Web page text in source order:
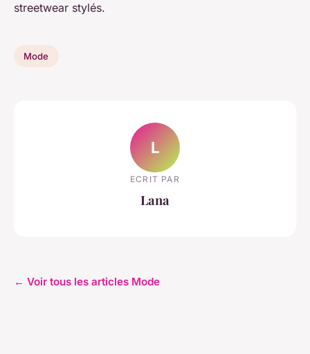
streetwear stylés.
Mode
L
ECRIT PAR
Lana
← Voir tous les articles Mode